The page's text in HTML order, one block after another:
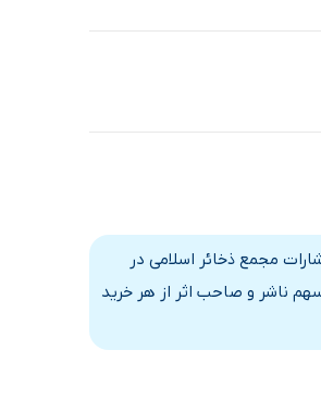
مجمع ذخائر اسلامی در
ناشر و صاحب اثر از هر خرید